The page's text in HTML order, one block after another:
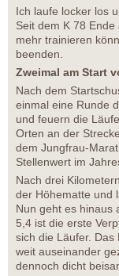
Ich laufe locker los
Seit dem K 78
mehr trainieren
beenden.
Zweimal am Start
Nach dem
einmal eine Runde
und feuern die
Orten an der
dem Jungfrau-
Stellenwert im
Nach drei
der Höhematte und
Nun geht es hinaus
5,4 ist die erste
sich die Läufer.
weit auseinander
dennoch dicht